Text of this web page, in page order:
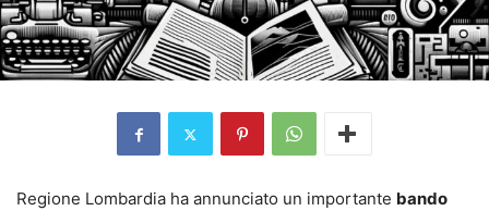
Regione Lombardia ha annunciato un importante bando